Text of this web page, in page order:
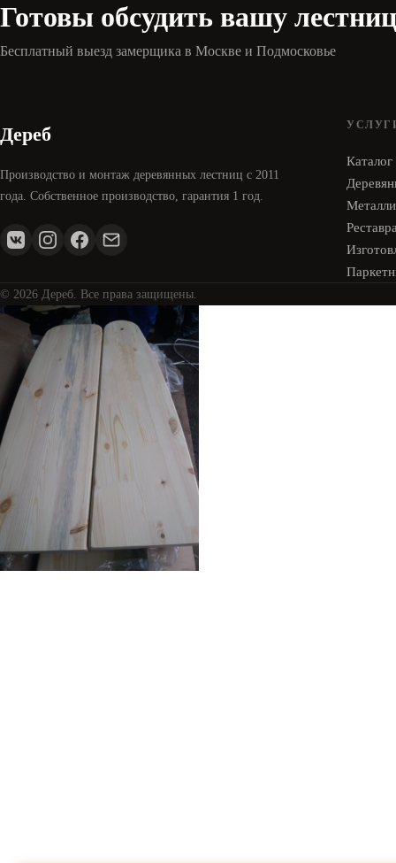
Готовы обсудить вашу
Бесплатный выезд замерщика в Москве и Подмосковье
Дереб
Производство и монтаж деревянных лестниц с 2011
года. Собственное производство, гарантия 1 год.
Каталог
© 2026 Дереб. Все права защищены.